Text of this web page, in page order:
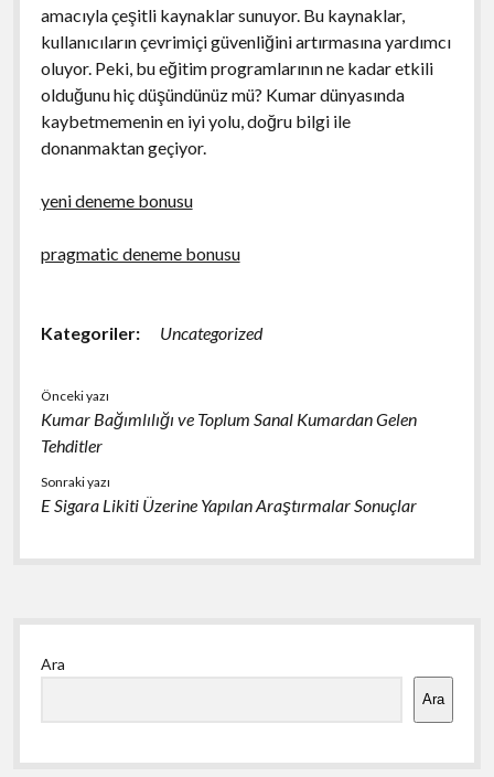
amacıyla çeşitli kaynaklar sunuyor. Bu kaynaklar,
kullanıcıların çevrimiçi güvenliğini artırmasına yardımcı
oluyor. Peki, bu eğitim programlarının ne kadar etkili
olduğunu hiç düşündünüz mü? Kumar dünyasında
kaybetmemenin en iyi yolu, doğru bilgi ile
donanmaktan geçiyor.
yeni deneme bonusu
pragmatic deneme bonusu
Kategoriler: Uncategorized
Önceki yazı
Kumar Bağımlılığı ve Toplum Sanal Kumardan Gelen
Tehditler
Sonraki yazı
E Sigara Likiti Üzerine Yapılan Araştırmalar Sonuçlar
Yan
Menü
Ara
Ara